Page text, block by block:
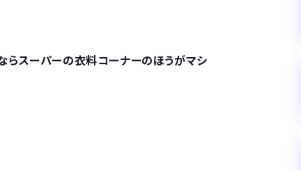
らスーパーの衣料コーナーのほうがマシ